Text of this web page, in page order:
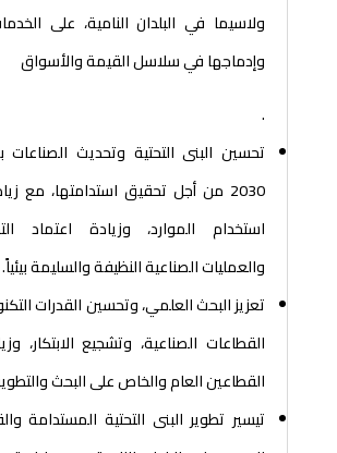
ولاسيما في البلدان النامية، على
وإدماجها في سلاسل القيمة والأسواق
.
تحسين البنى التحتية وتحديث
2030 من أجل تحقيق استدامتها، مع
استخدام الموارد، وزيادة اعتماد
والعمليات الصناعية النظيفة والسليمة بيئياً.
تعزيز البحث العلمي، وتحسين القدرات
القطاعات الصناعية، وتشجيع الابتكار،
القطاعين العام والخاص على البحث
تيسير تطوير البنى التحتية المستدامة